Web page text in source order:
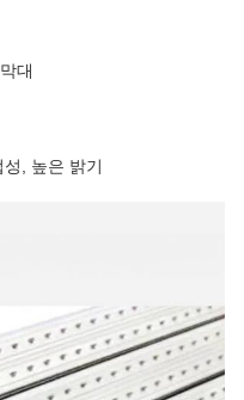
대
, 높은 밝기